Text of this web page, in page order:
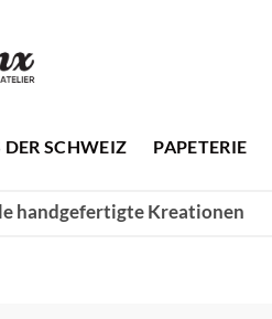
DER SCHWEIZ PAPETERIE
handgefertigte Kreationen